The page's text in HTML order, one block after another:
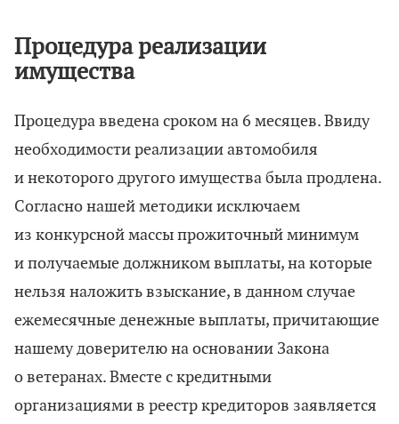
Процедура реализации
имущества
Процедура введена сроком на 6 месяцев. Ввиду
необходимости реализации автомобиля
и некоторого другого имущества была продлена.
Согласно нашей методики исключаем
из конкурсной массы прожиточный минимум
и получаемые должником выплаты, на которые
нельзя наложить взыскание, в данном случае
ежемесячные денежные выплаты, причитающие
нашему доверителю на основании Закона
о ветеранах. Вместе с кредитными
организациями в реестр кредиторов заявляется